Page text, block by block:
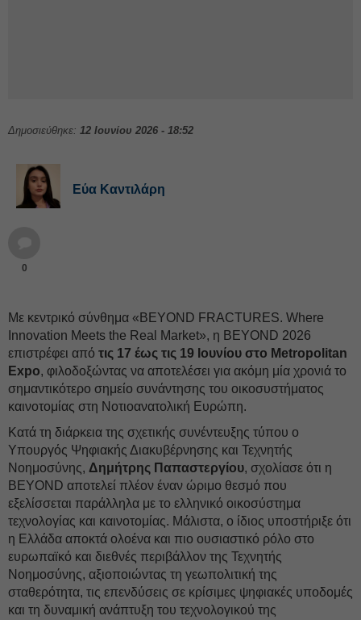
Δημοσιεύθηκε: 12 Ιουνίου 2026 - 18:52
Εύα Καντιλάρη
0
Με κεντρικό σύνθημα «BEYOND FRACTURES. Where
Innovation Meets the Real Market», η BEYOND 2026
επιστρέφει από τις 17 έως τις 19 Ιουνίου στο Metropolitan
Expo, φιλοδοξώντας να αποτελέσει για ακόμη μία χρονιά το
σημαντικότερο σημείο συνάντησης του οικοσυστήματος
καινοτομίας στη Νοτιοανατολική Ευρώπη.
Κατά τη διάρκεια της σχετικής συνέντευξης τύπου ο
Υπουργός Ψηφιακής Διακυβέρνησης και Τεχνητής
Νοημοσύνης, Δημήτρης Παπαστεργίου, σχολίασε ότι η
BEYOND αποτελεί πλέον έναν ώριμο θεσμό που
εξελίσσεται παράλληλα με το ελληνικό οικοσύστημα
τεχνολογίας και καινοτομίας. Μάλιστα, ο ίδιος υποστήριξε ότι
η Ελλάδα αποκτά ολοένα και πιο ουσιαστικό ρόλο στο
ευρωπαϊκό και διεθνές περιβάλλον της Τεχνητής
Νοημοσύνης, αξιοποιώντας τη γεωπολιτική της
σταθερότητα, τις επενδύσεις σε κρίσιμες ψηφιακές υποδομές
και τη δυναμική ανάπτυξη του τεχνολογικού της